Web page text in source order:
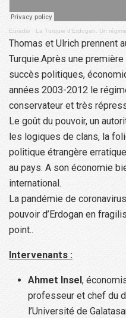
Euradio · La Turquie d’Erdogan. Un
Thomas et Ulrich prennent
Turquie.Après une
succès politiques,
années 2003-2012 le
conservateur et très
Le goût du pouvoir, un
les logiques de clans, la
politique étrangère
au pays. A son économie
international.
La pandémie de
pouvoir d’Erdogan en
point..
Intervenants :
Ahmet Insel,
professeur et chef du
l’Université de